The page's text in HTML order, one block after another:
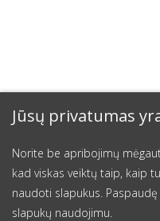
Jūsų privatumas
Norite be apribojimų
kad viskas veiktų taip, kaip
naudoti slapukus. Paspaudę
slapukų naudojimu.